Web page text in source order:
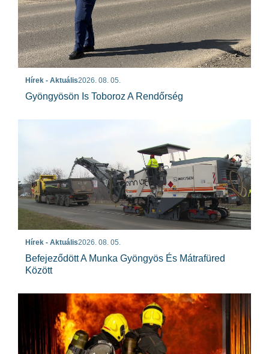
Hírek - Aktuális2026. 08. 05.
Gyöngyösön Is Toboroz A Rendőrség
Hírek - Aktuális2026. 08. 05.
Befejeződött A Munka Gyöngyös És Mátrafüred
Között